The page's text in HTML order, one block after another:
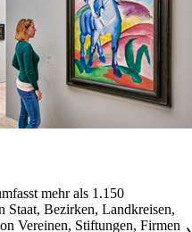
mehr als 1.150
Staat, Bezirken, Landkreisen,
Vereinen, Stiftungen, Firmen